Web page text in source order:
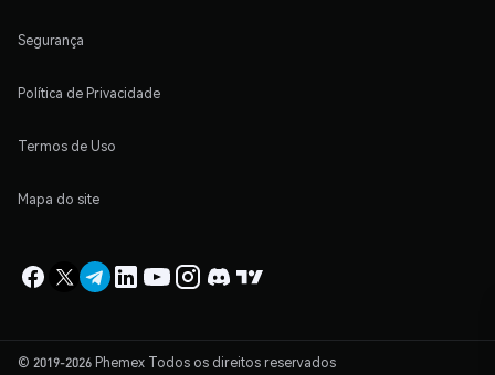
Segurança
Política de Privacidade
Termos de Uso
Mapa do site
© 2019-2026 Phemex Todos os direitos reservados